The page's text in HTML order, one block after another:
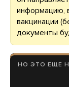
информацию,
вакцинации
документы
НО ЭТО ЕЩЕ